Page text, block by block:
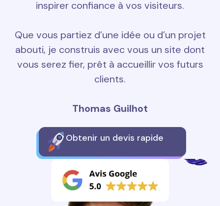
inspirer confiance à vos visiteurs.
Que vous partiez d’une idée ou d’un projet
abouti, je construis avec vous un site dont
vous serez fier, prêt à accueillir vos futurs
clients.
Thomas Guilhot
Obtenir un devis rapide